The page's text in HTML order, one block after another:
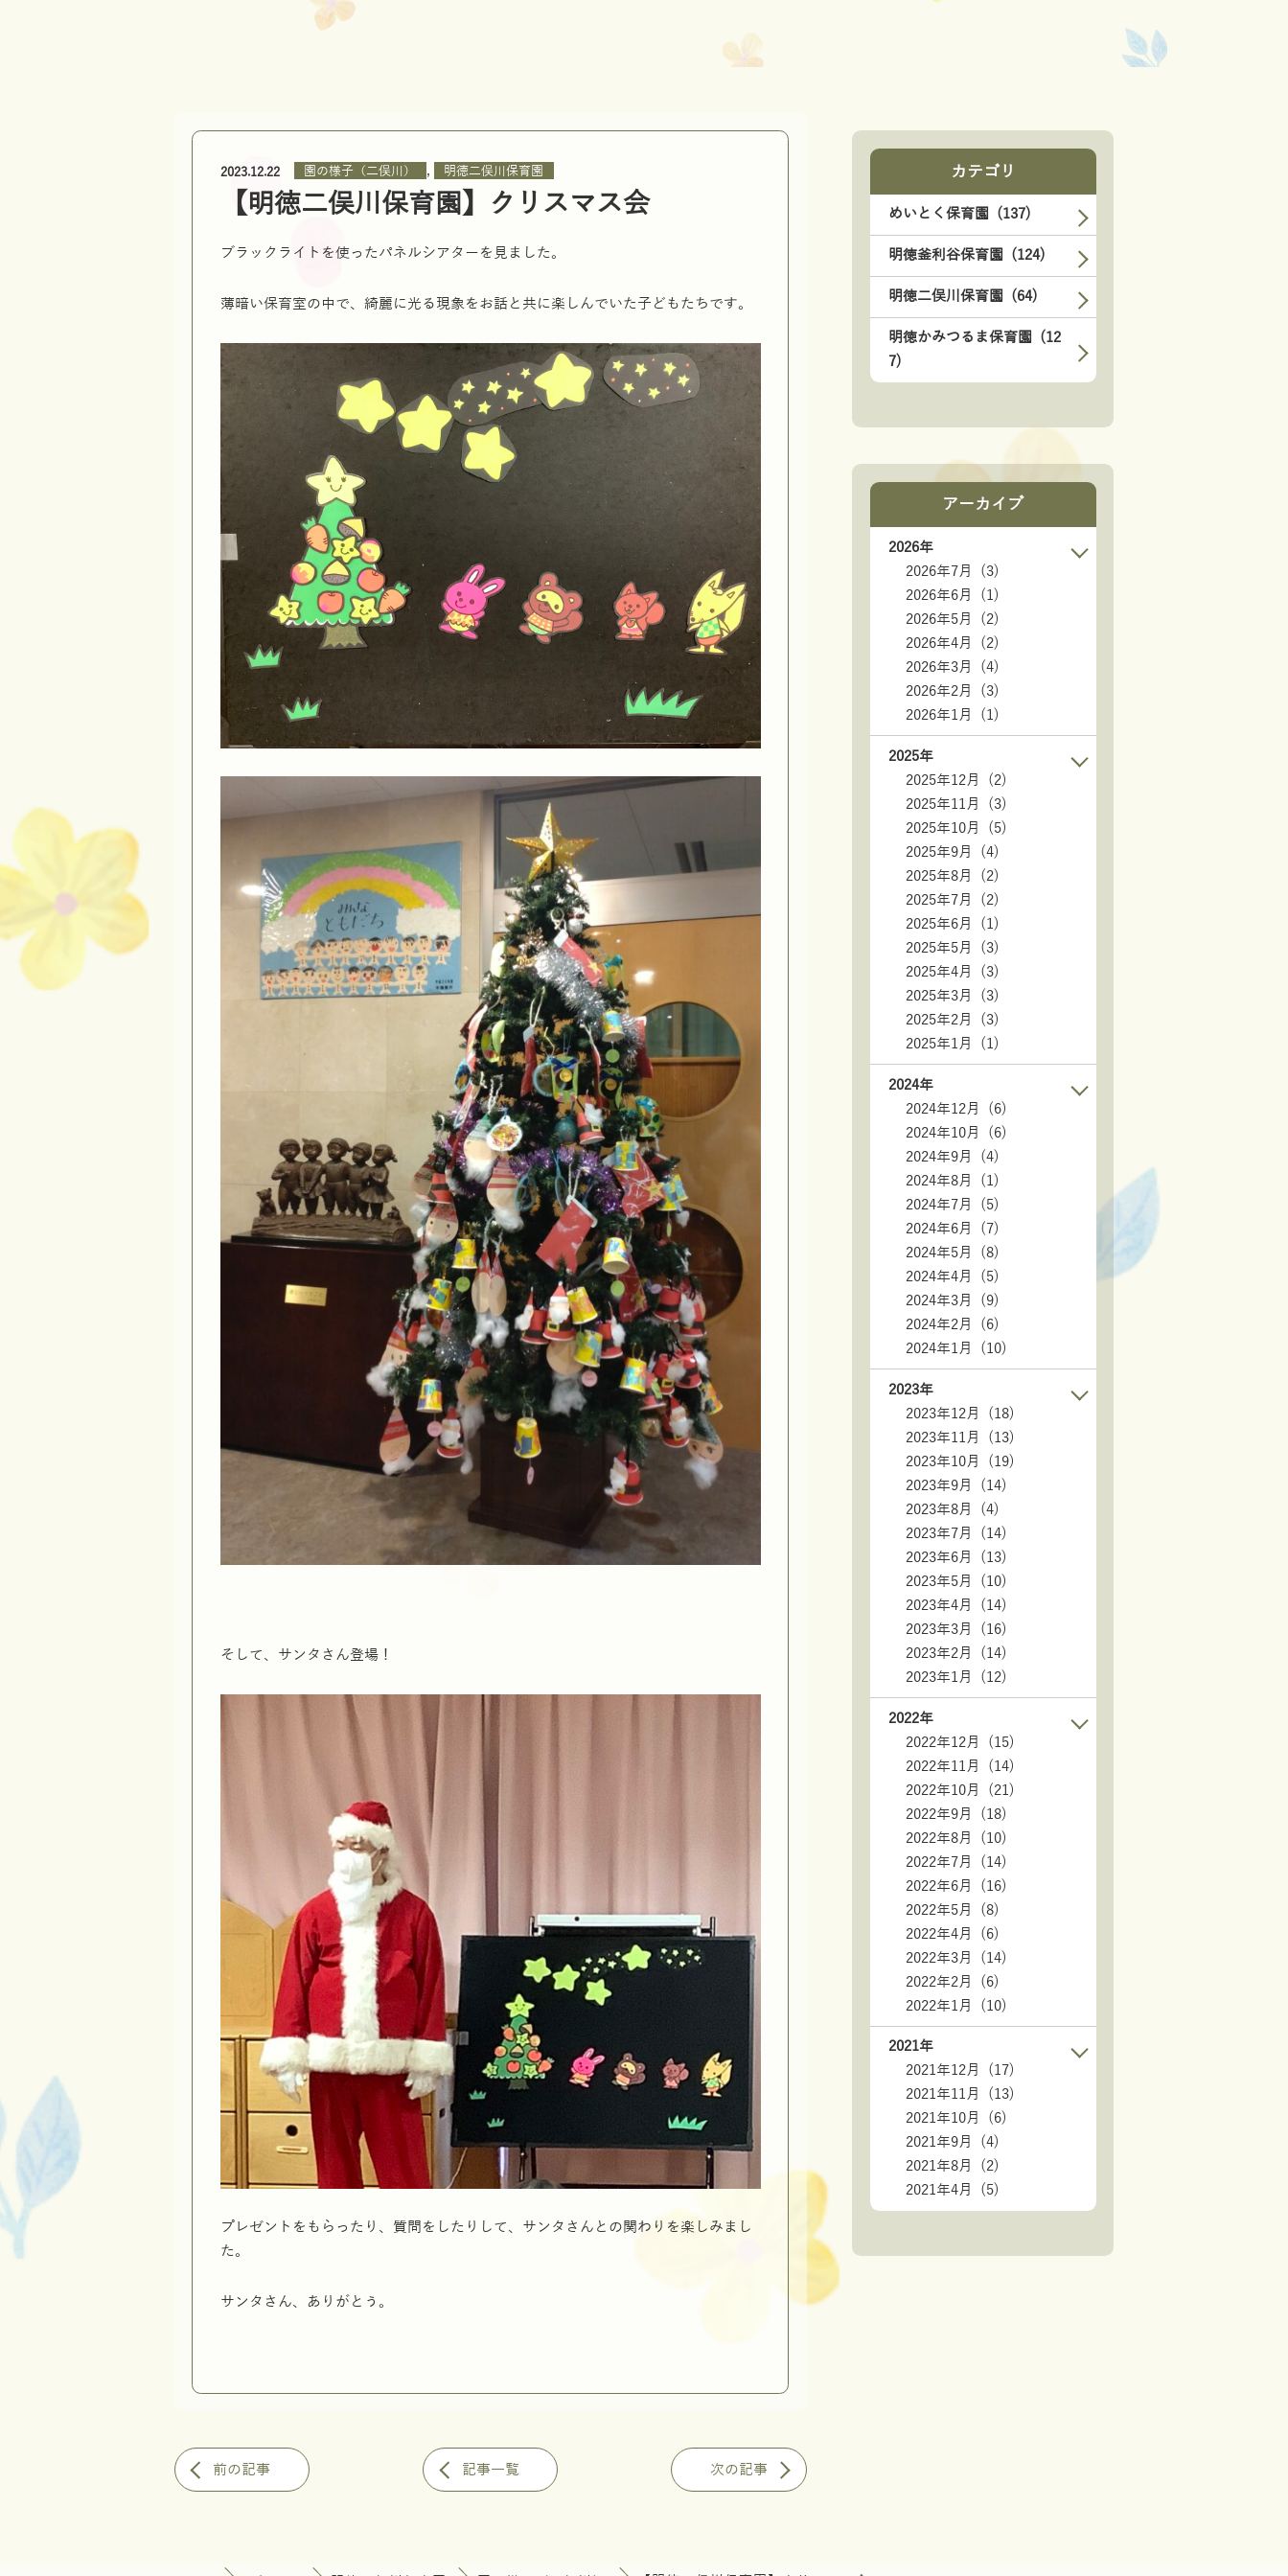
2023.12.22 園の様子（二俣川） , 明徳二俣川保育園
【明徳二俣川保育園】クリスマス会
ブラックライトを使ったパネルシアターを見ました。
薄暗い保育室の中で、綺麗に光る現象をお話と共に楽しんでいた子どもたちです。
そして、サンタさん登場！
プレゼントをもらったり、質問をしたりして、サンタさんとの関わりを楽しみまし
た。
サンタさん、ありがとう。
前の記事 記事一覧 次の記事
カテゴリ
めいとく保育園 (137)
明徳釜利谷保育園 (124)
明徳二俣川保育園 (64)
明徳かみつるま保育園 (12
7)
アーカイブ
2026年
2026年7月 (3)
2026年6月 (1)
2026年5月 (2)
2026年4月 (2)
2026年3月 (4)
2026年2月 (3)
2026年1月 (1)
2025年
2025年12月 (2)
2025年11月 (3)
2025年10月 (5)
2025年9月 (4)
2025年8月 (2)
2025年7月 (2)
2025年6月 (1)
2025年5月 (3)
2025年4月 (3)
2025年3月 (3)
2025年2月 (3)
2025年1月 (1)
2024年
2024年12月 (6)
2024年10月 (6)
2024年9月 (4)
2024年8月 (1)
2024年7月 (5)
2024年6月 (7)
2024年5月 (8)
2024年4月 (5)
2024年3月 (9)
2024年2月 (6)
2024年1月 (10)
2023年
2023年12月 (18)
2023年11月 (13)
2023年10月 (19)
2023年9月 (14)
2023年8月 (4)
2023年7月 (14)
2023年6月 (13)
2023年5月 (10)
2023年4月 (14)
2023年3月 (16)
2023年2月 (14)
2023年1月 (12)
2022年
2022年12月 (15)
2022年11月 (14)
2022年10月 (21)
2022年9月 (18)
2022年8月 (10)
2022年7月 (14)
2022年6月 (16)
2022年5月 (8)
2022年4月 (6)
2022年3月 (14)
2022年2月 (6)
2022年1月 (10)
2021年
2021年12月 (17)
2021年11月 (13)
2021年10月 (6)
2021年9月 (4)
2021年8月 (2)
2021年4月 (5)